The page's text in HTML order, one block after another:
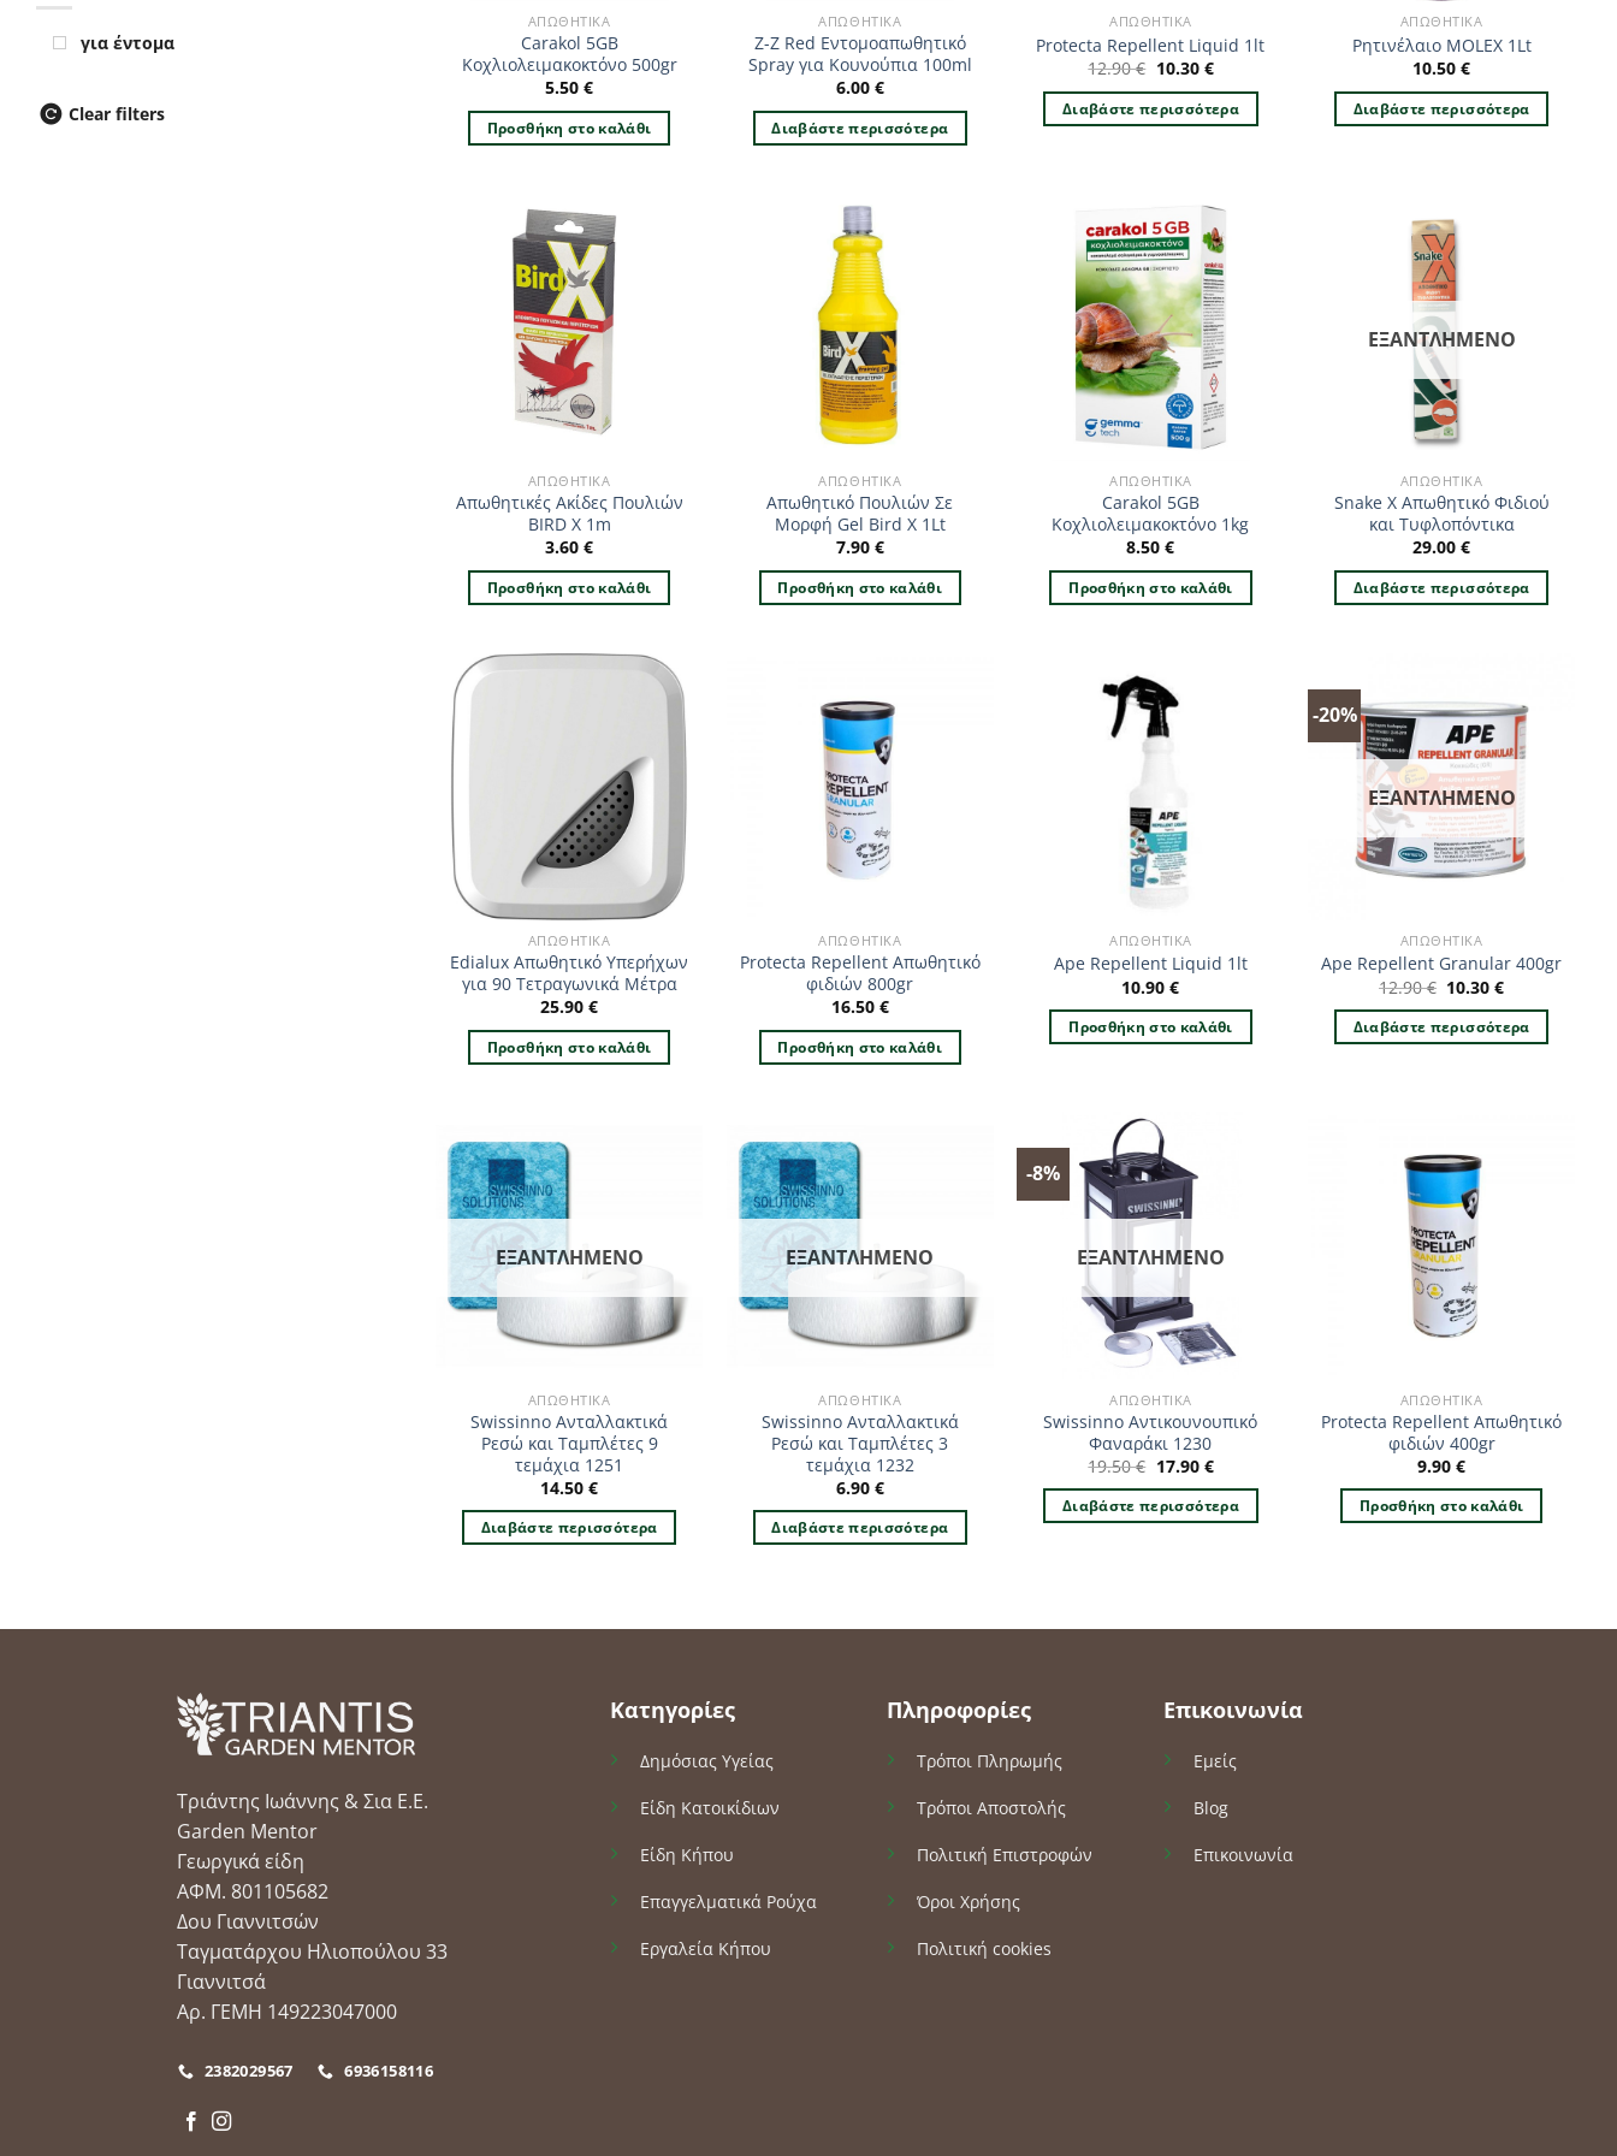
για έντομα
Clear filters
ΑΠΩΘΗΤΙΚΆ
Carakol 5GB
Κοχλιολειμακοκτόνο 500gr
5.50€
Προσθήκη στο καλάθι
ΑΠΩΘΗΤΙΚΆ
Z-Z Red Εντομοαπωθητικό
Spray για Κουνούπια 100ml
6.00 €
Διαβάστε περισσότερα
ΑΠΩΘΗΤΙΚΆ
Protecta Repellent Liquid 1lt
12.90€ Original
was:
12.90 €.
10.30 €Η
τιμή
είναι:
10.30 €.
Διαβάστε περισσότερα
ΑΠΩΘΗΤΙΚΆ
Ρητινέλαιο MOLEX 1Lt
10.50€
Διαβάστε περισσότερα
ΑΠΩΘΗΤΙΚΆ
Απωθητικές Ακίδες Πουλιών
BIRD X 1m
3.60€
Προσθήκη στο καλάθι
ΑΠΩΘΗΤΙΚΆ
Απωθητικό Πουλιών Σε
Μορφή Gel Bird X 1Lt
7.90 €
Προσθήκη στο καλάθι
ΑΠΩΘΗΤΙΚΆ
Carakol 5GB
Κοχλιολειμακοκτόνο 1kg
8.50€
Προσθήκη στο καλάθι
ΕΞΑΝΤΛΗΜΈΝΟ
ΑΠΩΘΗΤΙΚΆ
Snake X Απωθητικό Φιδιού
και Τυφλοπόντικα
29.00€
Διαβάστε περισσότερα
ΑΠΩΘΗΤΙΚΆ
Edialux Απωθητικό Υπερήχων
για 90 Τετραγωνικά Μέτρα
25.90€
Προσθήκη στο καλάθι
ΑΠΩΘΗΤΙΚΆ
Protecta Repellent Απωθητικό
φιδιών 800gr
16.50 €
Προσθήκη στο καλάθι
ΑΠΩΘΗΤΙΚΆ
Ape Repellent Liquid 1lt
10.90€
Προσθήκη στο καλάθι
-20%
ΕΞΑΝΤΛΗΜΈΝΟ
ΑΠΩΘΗΤΙΚΆ
Ape Repellent Granular 400gr
12.90€ Original
was:
12.90 €.
10.30€Η
τιμή
είναι:
Διαβάστε περισσότερα
ΕΞΑΝΤΛΗΜΈΝΟ
ΑΠΩΘΗΤΙΚΆ
Swissinno Ανταλλακτικά
Ρεσώ και Ταμπλέτες 9
τεμάχια 1251
14.50€
Διαβάστε περισσότερα
ΕΞΑΝΤΛΗΜΈΝΟ
ΑΠΩΘΗΤΙΚΆ
Swissinno Ανταλλακτικά
Ρεσώ και Ταμπλέτες 3
τεμάχια 1232
6.90 €
Διαβάστε περισσότερα
-8%
ΕΞΑΝΤΛΗΜΈΝΟ
ΑΠΩΘΗΤΙΚΆ
Swissinno Αντικουνουπικό
Φαναράκι 1230
19.50€ Original
was:
19.50 €.
17.90 €Η
τιμή
είναι:
Διαβάστε περισσότερα
ΑΠΩΘΗΤΙΚΆ
Protecta Repellent Απωθητικό
φιδιών 400gr
9.90€
Προσθήκη στο καλάθι
Τριάντης Ιωάννης & Σια Ε.Ε.
Garden Mentor
Γεωργικά είδη
ΑΦΜ. 801105682
Δου Γιαννιτσών
Ταγματάρχου Ηλιοπούλου 33
Γιαννιτσά
Αρ. ΓΕΜΗ 149223047000
2382029567 6936158116
Κατηγορίες
Δημόσιας Υγείας
Είδη Κατοικίδιων
Είδη Κήπου
Επαγγελματικά Ρούχα
Εργαλεία Κήπου
Πληροφορίες
Τρόποι Πληρωμής
Τρόποι Αποστολής
Πολιτική Επιστροφών
Όροι Χρήσης
Πολιτική cookies
Επικοινωνία
Εμείς
Blog
Επικοινωνία